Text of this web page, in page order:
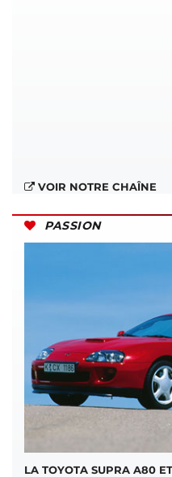
VOIR NOTRE CHAÎNE
PASSION
LA TOYOTA SUPRA A80